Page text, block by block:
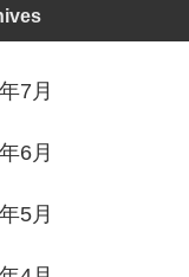
7月
6月
5月